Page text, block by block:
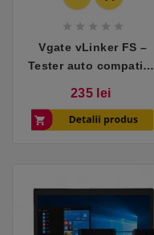
    
Vgate vLinker FS –
Tester auto compatibil
235 lei